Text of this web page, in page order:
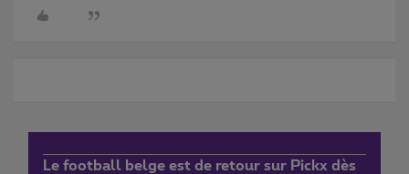
Le football belge est de retour sur Pickx dès